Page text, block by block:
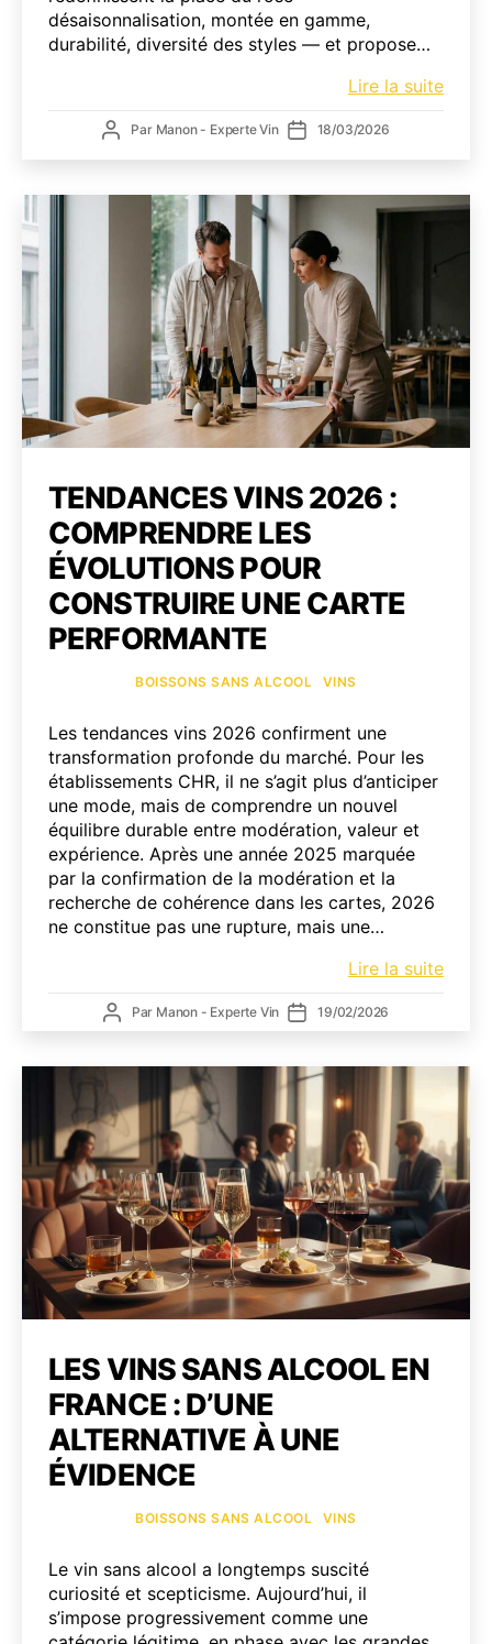
désaisonnalisation, montée en gamme,
durabilité, diversité des styles — et propose…
Lire la suite
du
rosé
sur
le
AuteurPar Manon - Experte Vin Date
18/03/2026
TENDANCES VINS 2026 :
COMPRENDRE LES
ÉVOLUTIONS POUR
CONSTRUIRE UNE CARTE
PERFORMANTE
CatégoriesBOISSONS SANS ALCOOL VINS
Les tendances vins 2026 confirment une
transformation profonde du marché. Pour les
établissements CHR, il ne s’agit plus d’anticiper
une mode, mais de comprendre un nouvel
équilibre durable entre modération, valeur et
expérience. Après une année 2025 marquée
par la confirmation de la modération et la
recherche de cohérence dans les cartes, 2026
ne constitue pas une rupture, mais une…
Lire la suite
vins
les
pour
une
carte
Auteur
de
Par Manon - Experte Vin Date
de
19/02/2026
LES VINS SANS ALCOOL EN
FRANCE : D’UNE
ALTERNATIVE À UNE
ÉVIDENCE
CatégoriesBOISSONS SANS ALCOOL VINS
Le vin sans alcool a longtemps suscité
curiosité et scepticisme. Aujourd’hui, il
s’impose progressivement comme une